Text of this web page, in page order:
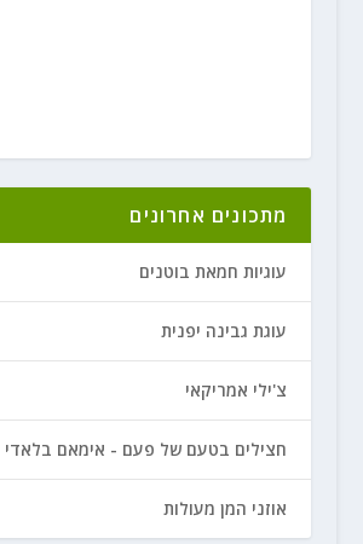
מתכונים אחרונים
עוגיות חמאת בוטנים
עוגת גבינה יפנית
צ'ילי אמריקאי
חצילים בטעם של פעם - אימאם בלאדי
אוזני המן מעולות